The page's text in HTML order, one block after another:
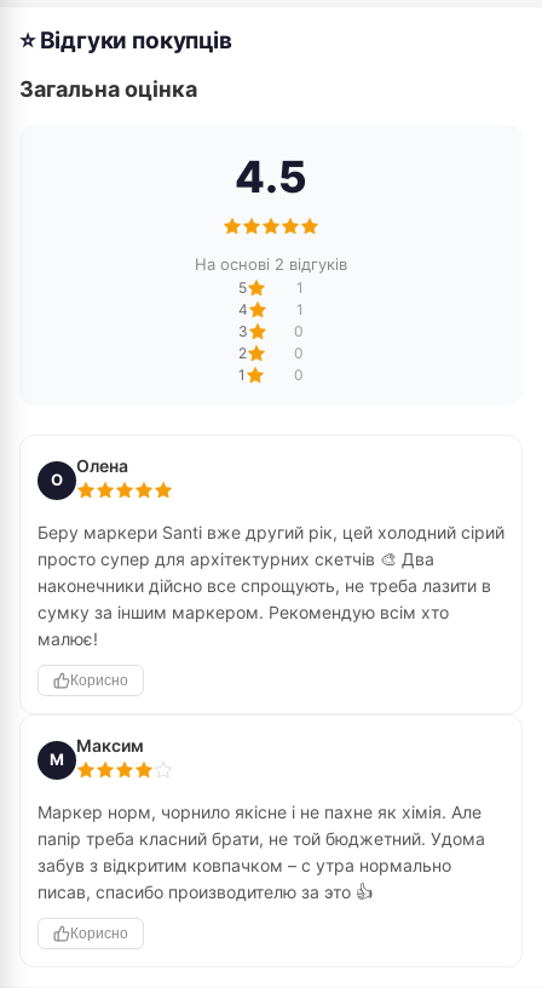
⭐ Відгуки покупців
Загальна оцінка
4.5
На основі 2 відгуків
5
1
4
1
3
0
2
0
1
0
О
Олена
Беру маркери Santi вже другий рік, цей холодний сірий
просто супер для архітектурних скетчів 🎨 Два
наконечники дійсно все спрощують, не треба лазити в
сумку за іншим маркером. Рекомендую всім хто
малює!
Корисно
М
Максим
Маркер норм, чорнило якісне і не пахне як хімія. Але
папір треба класний брати, не той бюджетний. Удома
забув з відкритим ковпачком – с утра нормально
писав, спасибо производителю за это 👍
Корисно